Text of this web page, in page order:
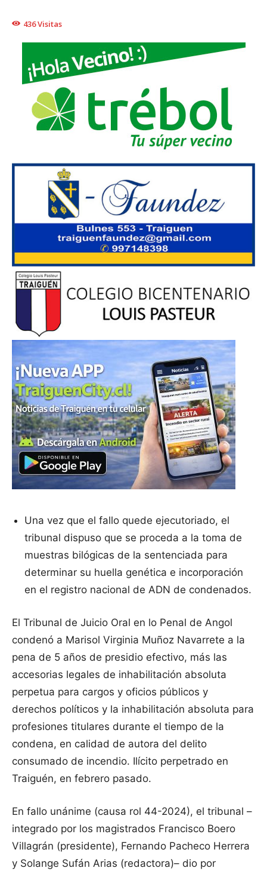
436Visitas
Una vez que el fallo quede ejecutoriado, el
tribunal dispuso que se proceda a la toma de
muestras bilógicas de la sentenciada para
determinar su huella genética e incorporación
en el registro nacional de ADN de condenados.
El Tribunal de Juicio Oral en lo Penal de Angol
condenó a Marisol Virginia Muñoz Navarrete a la
pena de 5 años de presidio efectivo, más las
accesorias legales de inhabilitación absoluta
perpetua para cargos y oficios públicos y
derechos políticos y la inhabilitación absoluta para
profesiones titulares durante el tiempo de la
condena, en calidad de autora del delito
consumado de incendio. Ilícito perpetrado en
Traiguén, en febrero pasado.
En fallo unánime (causa rol 44-2024), el tribunal –
integrado por los magistrados Francisco Boero
Villagrán (presidente), Fernando Pacheco Herrera
y Solange Sufán Arias (redactora)– dio por